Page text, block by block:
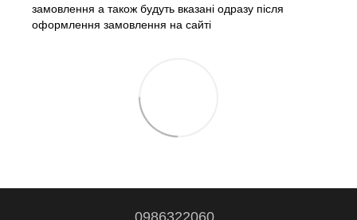
замовлення а також будуть вказані одразу після
оформлення замовлення на сайті
0986322060